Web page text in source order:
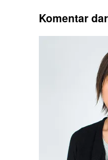
Komentar